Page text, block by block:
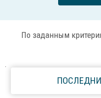
По заданным
.